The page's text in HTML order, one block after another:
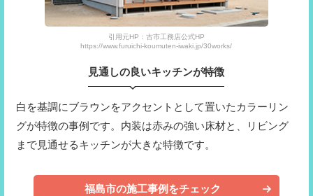
引用元HP：古市工務店公式HP
https://www.furuichi-koumuten-iwaki.jp/30works/
見通しの良いキッチンが特徴
白を基調にブラウンをアクセントとして置いたカラーリン
グが特徴の事例です。内装は赤みの強い床材と、リビング
まで見通せるキッチンが大きな特徴です。
福島市の施工事例をチェック